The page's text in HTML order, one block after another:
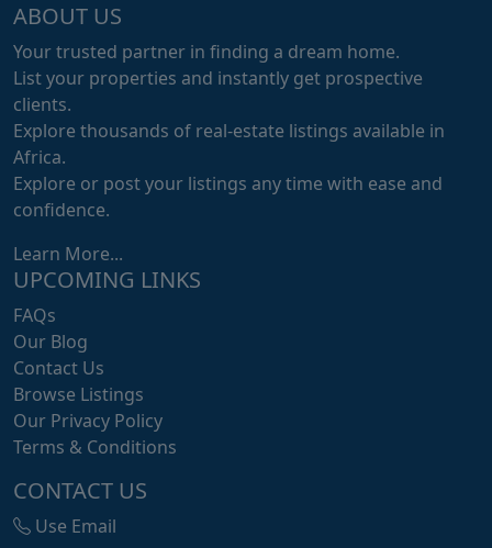
ABOUT US
Your trusted partner in finding a dream home.
List your properties and instantly get prospective
clients.
Explore thousands of real-estate listings available in
Africa.
Explore or post your listings any time with ease and
confidence.
Learn More...
UPCOMING LINKS
FAQs
Our Blog
Contact Us
Browse Listings
Our Privacy Policy
Terms & Conditions
CONTACT US
Use Email